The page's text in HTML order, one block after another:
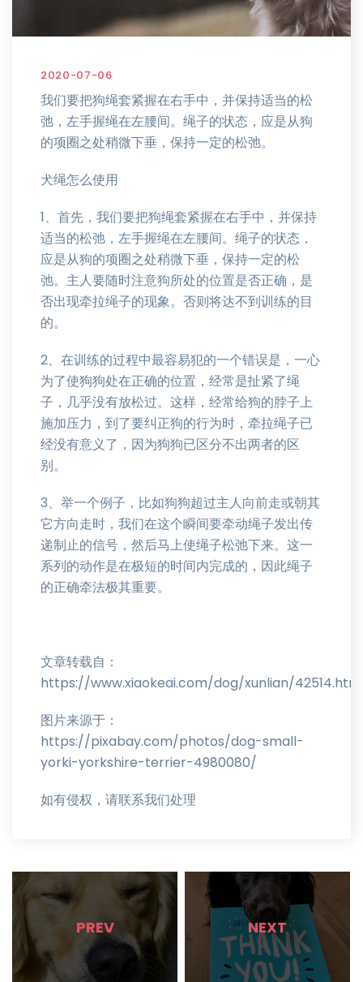
2020-07-06
我们要把狗绳套紧握在右手中，并保持适当的松
弛，左手握绳在左腰间。绳子的状态，应是从狗
的项圈之处稍微下垂，保持一定的松弛。
犬绳怎么使用
1、首先，我们要把狗绳套紧握在右手中，并保持
适当的松弛，左手握绳在左腰间。绳子的状态，
应是从狗的项圈之处稍微下垂，保持一定的松
弛。主人要随时注意狗所处的位置是否正确，是
否出现牵拉绳子的现象。否则将达不到训练的目
的。
2、在训练的过程中最容易犯的一个错误是，一心
为了使狗狗处在正确的位置，经常是扯紧了绳
子，几乎没有放松过。这样，经常给狗的脖子上
施加压力，到了要纠正狗的行为时，牵拉绳子已
经没有意义了，因为狗狗已区分不出两者的区
别。
3、举一个例子，比如狗狗超过主人向前走或朝其
它方向走时，我们在这个瞬间要牵动绳子发出传
递制止的信号，然后马上使绳子松弛下来。这一
系列的动作是在极短的时间内完成的，因此绳子
的正确牵法极其重要。
文章转载自：
https://www.xiaokeai.com/dog/xunlian/
图片来源于：
https://pixabay.com/photos/dog-small-
yorki-yorkshire-terrier-4980080/
如有侵权，请联系我们处理
PREV NEXT